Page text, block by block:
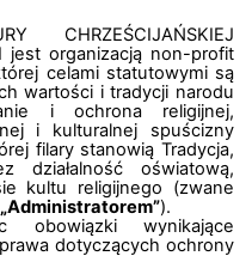
CHRZEŚCIJAŃSKIEJ
jest organizacją non-profit
celami statutowymi są
wartości i tradycji narodu
i ochrona religijnej,
i kulturalnej spuścizny
filary stanowią Tradycja,
działalność oświatową,
kultu religijnego (zwane
„Administratorem”).
obowiązki wynikające
dotyczących ochrony